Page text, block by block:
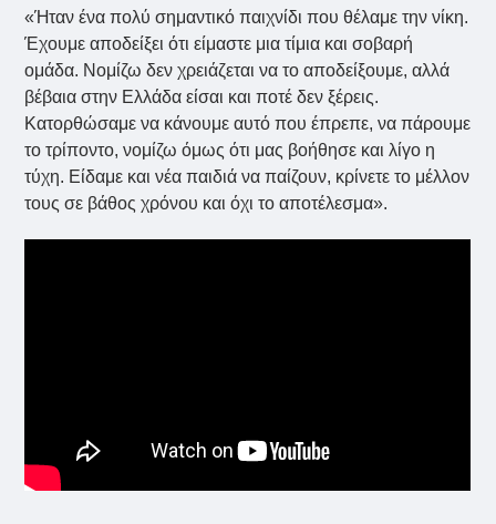
«Ήταν ένα πολύ σημαντικό παιχνίδι που θέλαμε την νίκη.
Έχουμε αποδείξει ότι είμαστε μια τίμια και σοβαρή
ομάδα. Νομίζω δεν χρειάζεται να το αποδείξουμε, αλλά
βέβαια στην Ελλάδα είσαι και ποτέ δεν ξέρεις.
Κατορθώσαμε να κάνουμε αυτό που έπρεπε, να πάρουμε
το τρίποντο, νομίζω όμως ότι μας βοήθησε και λίγο η
τύχη. Είδαμε και νέα παιδιά να παίζουν, κρίνετε το μέλλον
τους σε βάθος χρόνου και όχι το αποτέλεσμα».